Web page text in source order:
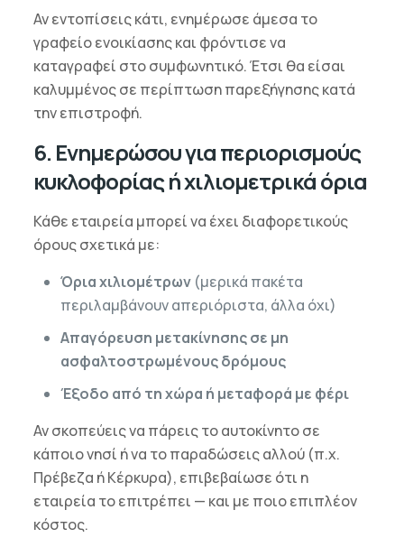
Αν εντοπίσεις κάτι, ενημέρωσε άμεσα το
γραφείο ενοικίασης και φρόντισε να
καταγραφεί στο συμφωνητικό. Έτσι θα είσαι
καλυμμένος σε περίπτωση παρεξήγησης κατά
την επιστροφή.
6. Ενημερώσου για περιορισμούς
κυκλοφορίας ή χιλιομετρικά όρια
Κάθε εταιρεία μπορεί να έχει διαφορετικούς
όρους σχετικά με:
Όρια χιλιομέτρων(μερικά πακέτα
περιλαμβάνουν απεριόριστα, άλλα όχι)
Απαγόρευση μετακίνησης σε μη
ασφαλτοστρωμένους δρόμους
Έξοδο από τη χώρα ή μεταφορά με φέρι
Αν σκοπεύεις να πάρεις το αυτοκίνητο σε
κάποιο νησί ή να το παραδώσεις αλλού (π.χ.
Πρέβεζα ή Κέρκυρα), επιβεβαίωσε ότι η
εταιρεία το επιτρέπει — και με ποιο επιπλέον
κόστος.